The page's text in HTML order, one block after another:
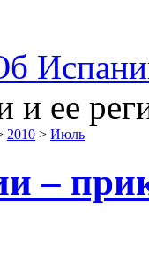
и ее
2010 > Июль
–